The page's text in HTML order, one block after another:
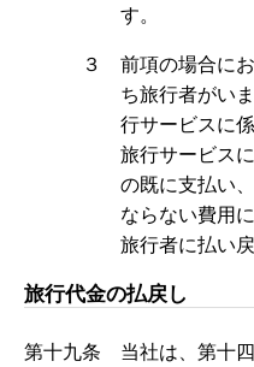
す。
３ 前項の場合に
ち旅行者がい
行サービスに
旅行サービス
の既に支払い
ならない費用
旅行者に払い戻
旅行代金の払戻し
第十九条 当社は、第十